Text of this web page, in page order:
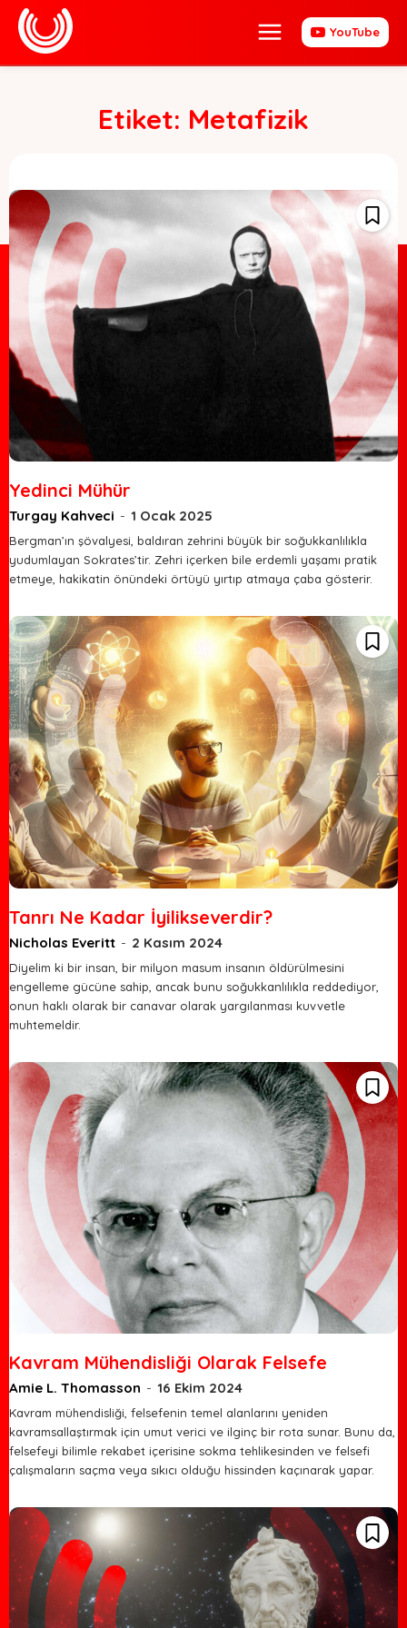
YouTube
Etiket: Metafizik
Yedinci Mühür
Turgay Kahveci - 1 Ocak 2025
Bergman’ın şövalyesi, baldıran zehrini büyük bir soğukkanlılıkla
yudumlayan Sokrates’tir. Zehri içerken bile erdemli yaşamı pratik
etmeye, hakikatin önündeki örtüyü yırtıp atmaya çaba gösterir.
Tanrı Ne Kadar İyilikseverdir?
Nicholas Everitt - 2 Kasım 2024
Diyelim ki bir insan, bir milyon masum insanın öldürülmesini
engelleme gücüne sahip, ancak bunu soğukkanlılıkla reddediyor,
onun haklı olarak bir canavar olarak yargılanması kuvvetle
muhtemeldir.
Kavram Mühendisliği Olarak Felsefe
Amie L. Thomasson - 16 Ekim 2024
Kavram mühendisliği, felsefenin temel alanlarını yeniden
kavramsallaştırmak için umut verici ve ilginç bir rota sunar. Bunu da,
felsefeyi bilimle rekabet içerisine sokma tehlikesinden ve felsefi
çalışmaların saçma veya sıkıcı olduğu hissinden kaçınarak yapar.